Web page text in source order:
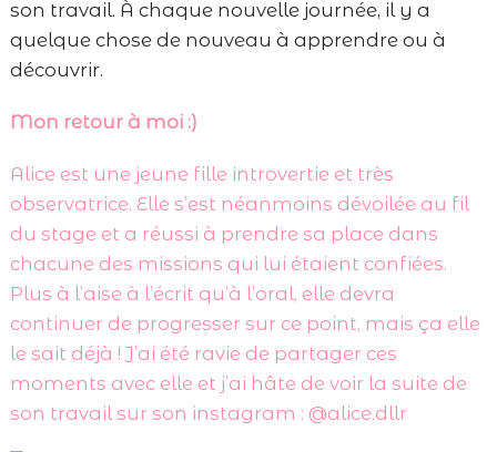
son travail. À chaque nouvelle journée, il y a
quelque chose de nouveau à apprendre ou à
découvrir.
Mon retour à moi :)
Alice est une jeune fille introvertie et très
observatrice. Elle s’est néanmoins dévoilée au fil
du stage et a réussi à prendre sa place dans
chacune des missions qui lui étaient confiées.
Plus à l’aise à l’écrit qu’à l’oral, elle devra
continuer de progresser sur ce point, mais ça elle
le sait déjà ! J’ai été ravie de partager ces
moments avec elle et j’ai hâte de voir la suite de
son travail sur son instagram : @alice.dllr